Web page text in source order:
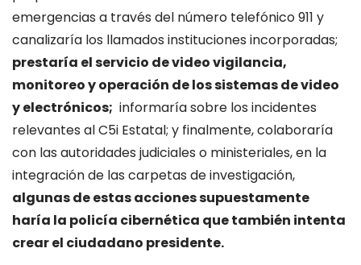
emergencias a través del número telefónico 911 y
canalizaría los llamados instituciones incorporadas;
prestaría el servicio de video vigilancia,
monitoreo y operación de los sistemas de video
y electrónicos; informaría sobre los incidentes
relevantes al C5i Estatal; y finalmente, colaboraría
con las autoridades judiciales o ministeriales, en la
integración de las carpetas de investigación,
algunas de estas acciones supuestamente
haría la policía cibernética que también intenta
crear el ciudadano presidente.